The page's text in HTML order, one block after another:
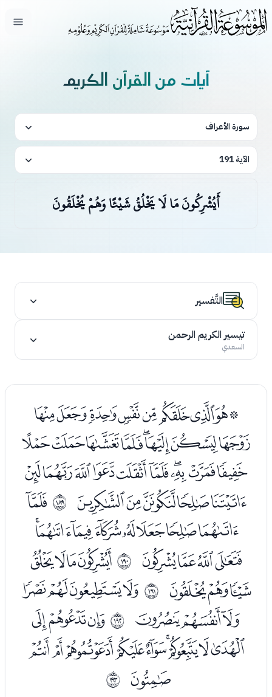
فتح
آيات من القرآن الكريم
سورة الأعراف
الآية 191
أَيُشْرِكُونَ مَا لَا يَخْلُقُ شَيْئًا وَهُمْ يُخْلَقُونَ
التَّفسير
تيسير الكريم الرحمن
السعدي
ﭰﭱﭲﭳﭴﭵﭶﭷﭸ
ﭹﭺﭻﭼﭽﭾﭿﮀ
ﮁﮂﮃﮄﮅﮆﮇﮈﮉﮊ
ﮋﮌﮍﮎﮏ ﲼﮑ
ﮒﮓﮔﮕﮖﮗﮘﮙ
ﮚﮛﮜﮝ ﲽﮟﮠﮡﮢ
ﮣﮤﮥ ﲾﮧﮨﮩﮪ
ﮫﮬﮭ ﲿﮯﮰﮱ
ﯓﯔﯕﯖﯗﯘﯙﯚﯛ
ﯜ ﳀ